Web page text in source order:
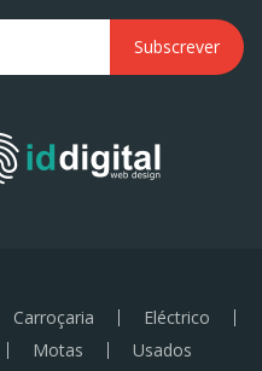
Subscrever
Carroçaria
Eléctrico
Motas Usados